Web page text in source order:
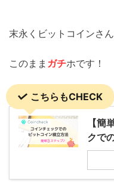
末永くビットコインさ
このまま ガチホです！
こちらもCHECK
【簡
クで